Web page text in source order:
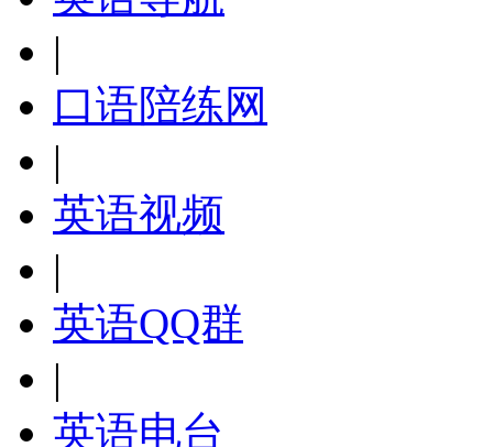
|
口语陪练网
|
英语视频
|
英语QQ群
|
英语电台